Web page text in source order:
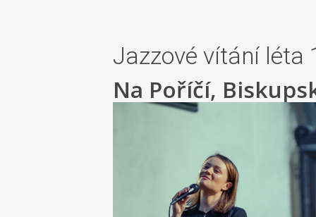
Jazzové vítání léta
Na Poříčí,